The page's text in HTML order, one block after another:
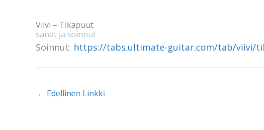
Viivi – Tikapuut
sanat ja soinnut
Soinnut: https://tabs.ultimate-guitar.com/tab/viivi/
← Edellinen Linkki